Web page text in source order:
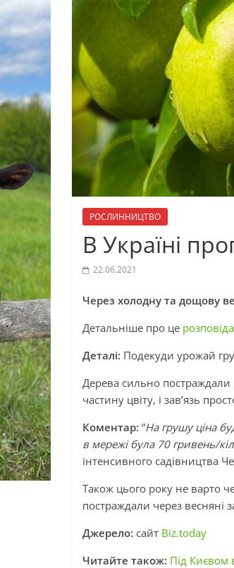
РОСЛИННИЦТВО
В Україні
22.06.2021
Через холодну та дощову
Детальніше про це
Деталі: Подекуди урожай
Дерева сильно постраждали
частину цвіту, і зав’язь
Коментар: “На грушу ціна
в мережі була 70 гривень/
інтенсивного садівництва
Також цього року не варто
постраждали через весняні
Джерело: сайт Biz.today
Читайте також: Під Києвом